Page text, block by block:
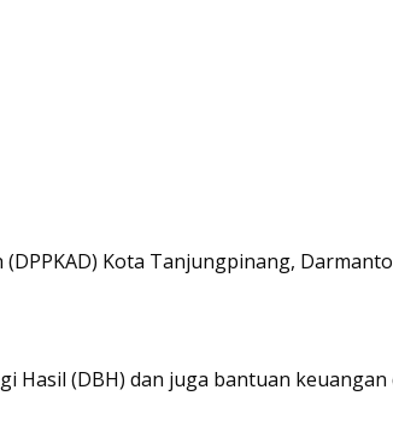
Kota Tanjungpinang,
(DBH) dan juga bantuan